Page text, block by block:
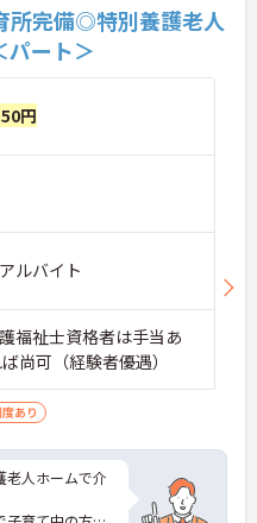
所完備◎特別養護老人
パート＞
円
ルバイト
福祉士資格者は手当あ
尚可（経験者優遇）
あり
老人ホームで介